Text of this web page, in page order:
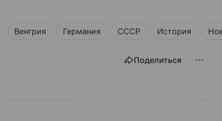
Венгрия Германия СССР История
Поделиться